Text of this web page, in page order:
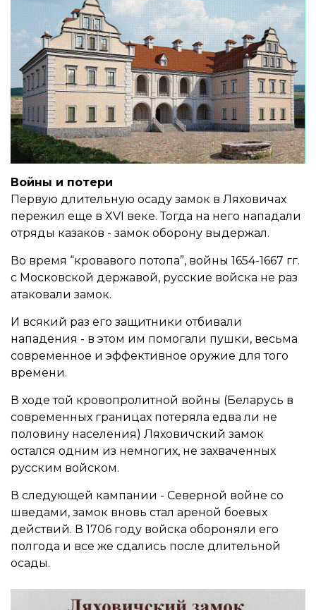
Войны и потери
Первую длительную осаду замок в Ляховичах
пережил еще в XVI веке. Тогда на него нападали
отряды казаков - замок оборону выдержал.
Во время “кровавого потопа”, войны 1654-1667 гг.
с Московской державой, русские войска не раз
атаковали замок.
И всякий раз его защитники отбивали
нападения - в этом им помогали пушки, весьма
современное и эффективное оружие для того
времени.
В ходе той кровопролитной войны (Беларусь в
современных границах потеряла едва ли не
половину населения) Ляховичский замок
остался одним из немногих, не захваченных
русским войском.
В следующей кампании - Северной войне со
шведами, замок вновь стал ареной боевых
действий. В 1706 году войска обороняли его
полгода и все же сдались после длительной
осады.